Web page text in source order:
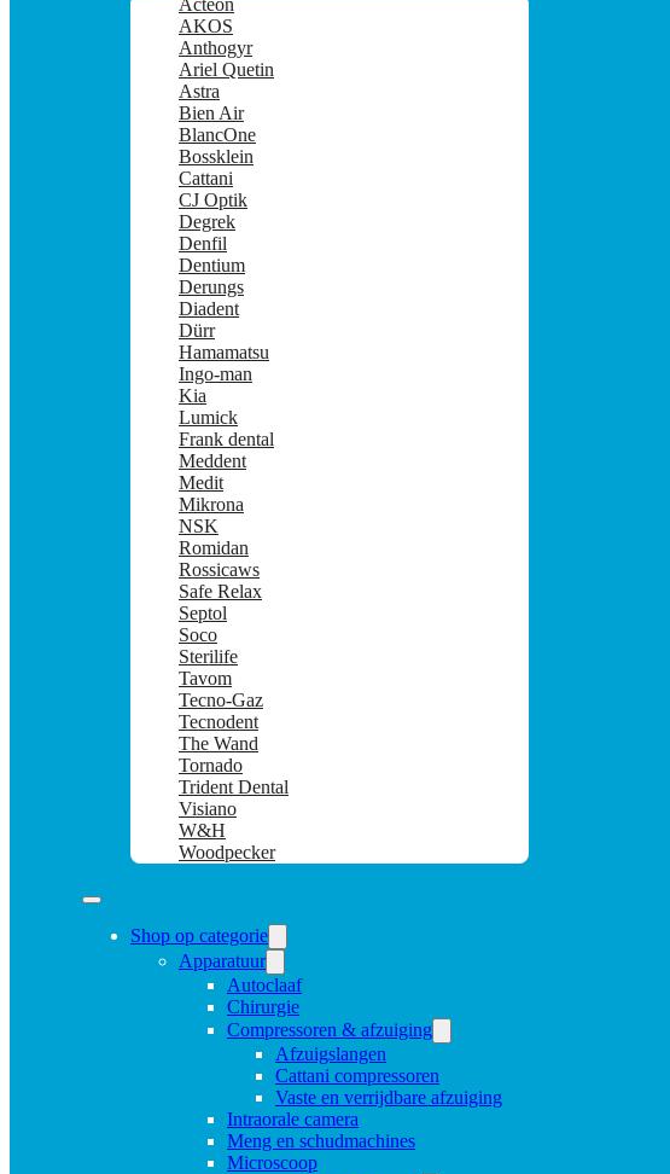
Acteon
AKOS
Anthogyr
Ariel Quetin
Astra
Bien Air
BlancOne
Bossklein
Cattani
CJ Optik
Degrek
Denfil
Dentium
Derungs
Diadent
Dürr
Hamamatsu
Ingo-man
Kia
Lumick
Frank dental
Meddent
Medit
Mikrona
NSK
Romidan
Rossicaws
Safe Relax
Septol
Soco
Sterilife
Tavom
Tecno-Gaz
Tecnodent
The Wand
Tornado
Trident Dental
Visiano
W&H
Woodpecker
Shop op categorie
Apparatuur
Autoclaaf
Chirurgie
Compressoren & afzuiging
Afzuigslangen
Cattani compressoren
Vaste en verrijdbare afzuiging
Intraorale camera
Meng en schudmachines
Microscoop